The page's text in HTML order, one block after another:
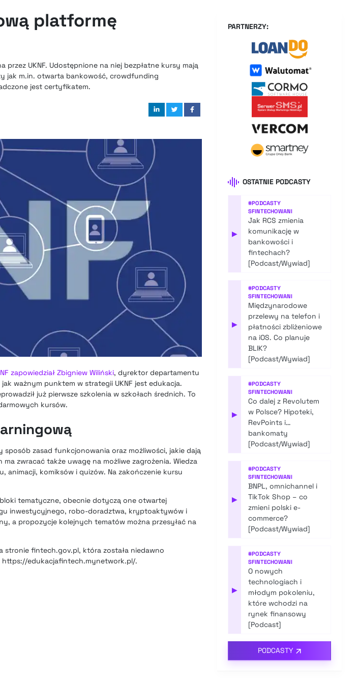
platformę
UKNF. Udostępnione na niej bezpłatne kursy mają
jak m.in. otwarta bankowość, crowdfunding
jest certyfikatem.
zapowiedział Zbigniew Wiliński, dyrektor departamentu
jak ważnym punktem w strategii UKNF jest edukacja.
już pierwsze szkolenia w szkołach średnich. To
kursów.
zasad funkcjonowania oraz możliwości, jakie dają
zwracać także uwagę na możliwe zagrożenia. Wiedza
animacji, komiksów i quizów. Na zakończenie kursu
tematyczne, obecnie dotyczą one otwartej
inwestycyjnego, robo-doradztwa, kryptoaktywów i
a propozycje kolejnych tematów można przesyłać na
stronie fintech.gov.pl, która została niedawno
https://edukacjafintech.mynetwork.pl/.
PARTNERZY:
OSTATNIE PODCASTY
▶
#PODCASTY
SFINTECHOWANI
Jak RCS zmienia
komunikację w
bankowości i
fintechach?
[Podcast/Wywiad]
▶
#PODCASTY
SFINTECHOWANI
Międzynarodowe
przelewy na telefon i
płatności zbliżeniowe
na iOS. Co planuje
BLIK?
[Podcast/Wywiad]
▶
#PODCASTY
SFINTECHOWANI
Co dalej z Revolutem
w Polsce? Hipoteki,
RevPoints i…
bankomaty
[Podcast/Wywiad]
▶
#PODCASTY
SFINTECHOWANI
BNPL, omnichannel i
TikTok Shop – co
zmieni polski e-
commerce?
[Podcast/Wywiad]
▶
#PODCASTY
SFINTECHOWANI
O nowych
technologiach i
młodym pokoleniu,
które wchodzi na
rynek finansowy
[Podcast]
PODCASTY